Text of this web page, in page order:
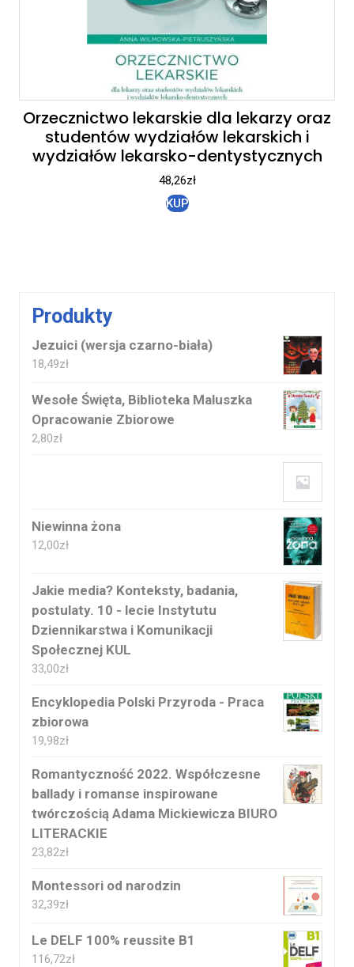
Orzecznictwo lekarskie dla lekarzy oraz
studentów wydziałów lekarskich i
wydziałów lekarsko-dentystycznych
48,26zł
KUP
Produkty
Jezuici (wersja czarno-biała)
18,49zł
Wesołe Święta, Biblioteka Maluszka
Opracowanie Zbiorowe
2,80zł
Niewinna żona
12,00zł
Jakie media? Konteksty, badania,
postulaty. 10 - lecie Instytutu
Dziennikarstwa i Komunikacji
Społecznej KUL
33,00zł
Encyklopedia Polski Przyroda - Praca
zbiorowa
19,98zł
Romantyczność 2022. Współczesne
ballady i romanse inspirowane
twórczością Adama Mickiewicza BIURO
LITERACKIE
23,82zł
Montessori od narodzin
32,39zł
Le DELF 100% reussite B1
116,72zł